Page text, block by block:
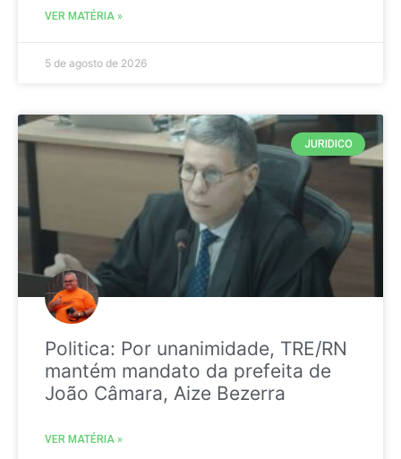
VER MATÉRIA »
5 de agosto de 2026
JURIDICO
Politica: Por unanimidade, TRE/RN
mantém mandato da prefeita de
João Câmara, Aize Bezerra
VER MATÉRIA »